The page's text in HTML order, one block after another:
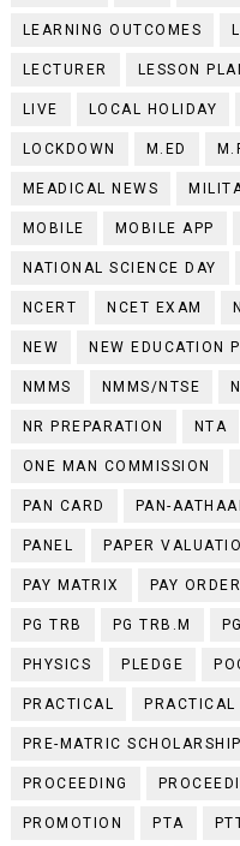
LEARNING OUTCOMES
LECTURER LESSON
LIVE LOCAL HOLIDAY
LOCKDOWN M.ED
MEADICAL NEWS
MOBILE MOBILE APP
NATIONAL SCIENCE DAY
NCERT NCET EXAM
NEW NEW EDUCATION
NMMS NMMS/NTSE
NR PREPARATION NTA
ONE MAN COMMISSION
PAN CARD PAN-
PANEL PAPER
PAY MATRIX PAY ORDER
PG TRB PG TRB.M
PHYSICS PLEDGE
PRACTICAL PRACTICAL
PRE-MATRIC SCHOLARSHIP
PROCEEDING
PROMOTION PTA